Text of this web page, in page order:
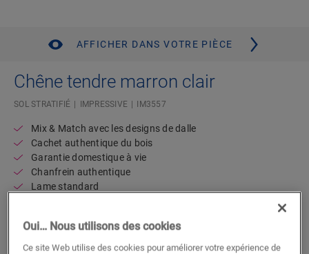
AFFICHER DANS VOTRE PIÈCE
Chêne tendre marron clair
SOL STRATIFIÉ IMPRESSIVE IM3557
Mix & Match avec les designs de dalle
Cachet authentique du bois
Garantie domestique à vie
Chanfrein authentique
Lame standard
Disponible en2 variantes
Oui… Nous utilisons des cookies
Ce site Web utilise des cookies pour améliorer votre expérience de